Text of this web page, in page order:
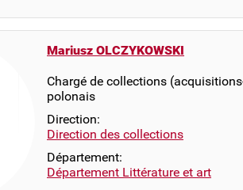
Mariusz OLCZYKOWSKI
Chargé de collections
polonais
Direction:
Direction des collections
Département:
Département Littérature et art